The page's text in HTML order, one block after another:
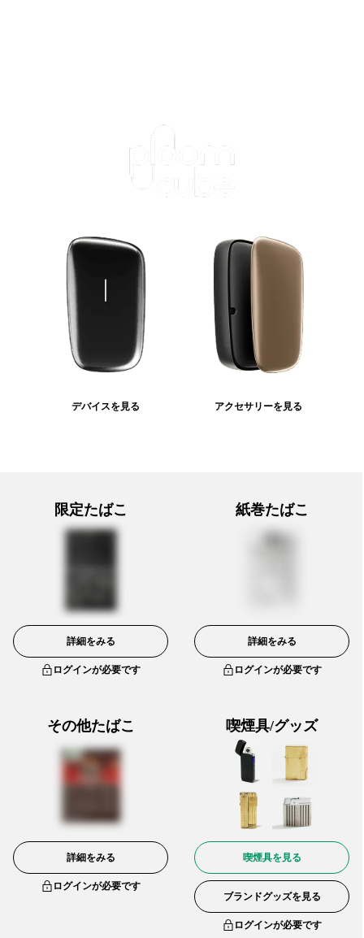
デバイスを見る アクセサリーを見る
限定たばこ
詳細をみる
ログインが必要です
紙巻たばこ
詳細をみる
ログインが必要です
その他たばこ
詳細をみる
ログインが必要です
喫煙具/グッズ
喫煙具を見る
ブランドグッズを見る
ログインが必要です